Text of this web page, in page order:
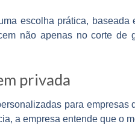
escolha prática, baseada
não apenas no corte de
privada
para empresas
a empresa entende que o